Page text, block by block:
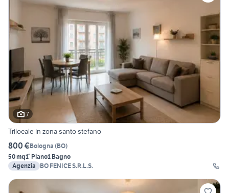
7
Trilocale in zona santo stefano
800 €Bologna (BO)
50 mq1° Piano1 Bagno
Agenzia
BO FENICE S.R.L.S.